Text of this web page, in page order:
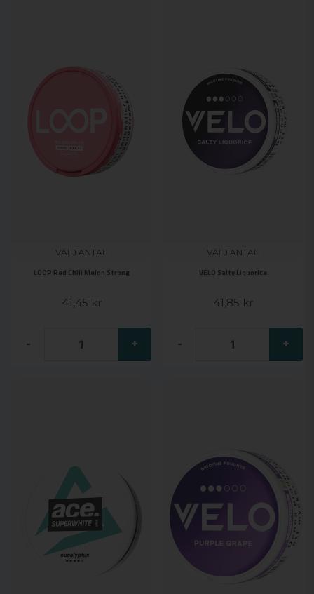
VÄLJ ANTAL
LOOP Red Chili Melon Strong
41,45 kr
- +
VÄLJ ANTAL
VELO Salty Liquorice
41,85 kr
- +